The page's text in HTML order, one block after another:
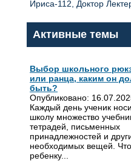
Ириса-112, Доктор
Активные темы
Выбор школьного
или ранца, каким он
быть?
Опубликовано:
Каждый день ученик
школу множество
тетрадей, письменных
принадлежностей и
необходимых вещей.
ребенку...